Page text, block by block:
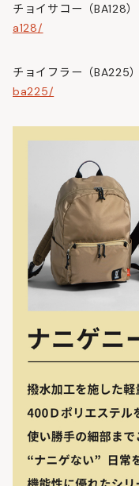
チョイサコー（BA128）
a128/
チョイフラー（BA225）
ba225/